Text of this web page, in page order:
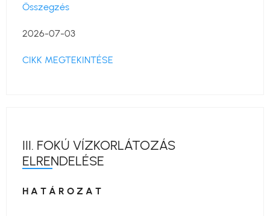
Összegzés
2026-07-03
CIKK MEGTEKINTÉSE
III. FOKÚ VÍZKORLÁTOZÁS
ELRENDELÉSE
H A T Á R O Z A T